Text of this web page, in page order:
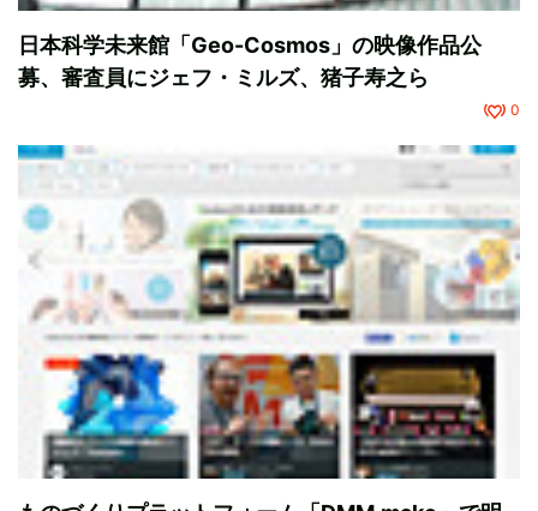
日本科学未来館「Geo-Cosmos」の映像作品公
募、審査員にジェフ・ミルズ、猪子寿之ら
0